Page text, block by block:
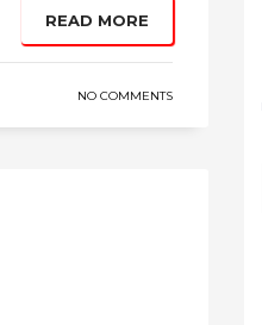
READ MORE
NO COMMENTS